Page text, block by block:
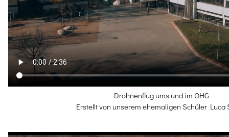
Drohnenflug ums und im OHG
Erstellt von unserem ehemaligen Schüler Luca